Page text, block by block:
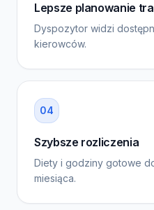
Lepsze planowanie
Dyspozytor widzi
kierowców.
04
Szybsze rozliczenia
Diety i godziny gotowe
miesiąca.